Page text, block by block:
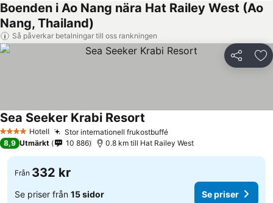
Boenden i Ao Nang nära Hat Railey West (Ao
Nang, Thailand)
Så påverkar betalningar till oss rankningen
Dela
4 StjärnorHotell Stor internationell frukostbufféSe priser
Sea Seeker Krabi Resort
8,9 Utmärkt 10 886 0.8 km till Hat Railey West
Från 332 kr
Se priser från 15 sidor Se priser